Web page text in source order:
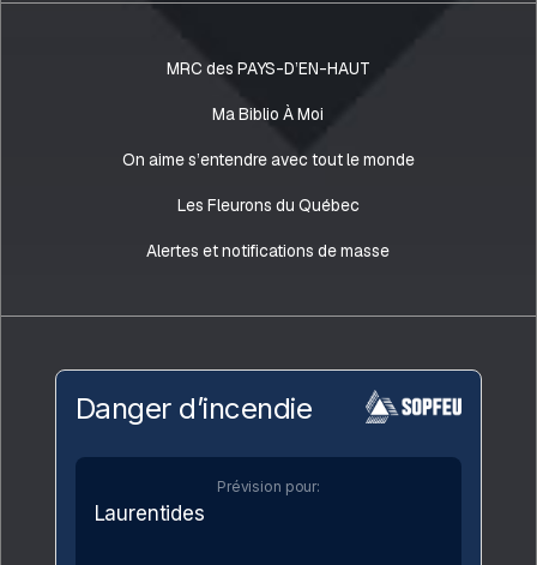
MRC des PAYS-D’EN-HAUT
Ma Biblio À Moi
On aime s’entendre avec tout le monde
Les Fleurons du Québec
Alertes et notifications de masse
Danger d’incendie
Prévision pour:
Laurentides